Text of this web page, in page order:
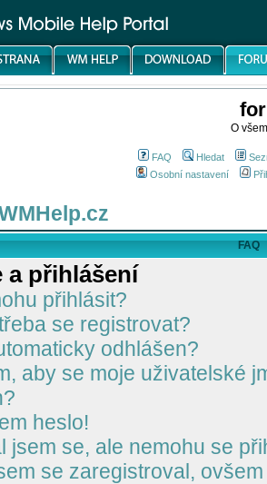
O
FAQ Hledat
Osobní nastavení
FAQ
a přihlášení
přihlásit?
se registrovat?
odhlášen?
aby se moje uživatelské
heslo!
jsem se, ale nemohu se
se zaregistroval,